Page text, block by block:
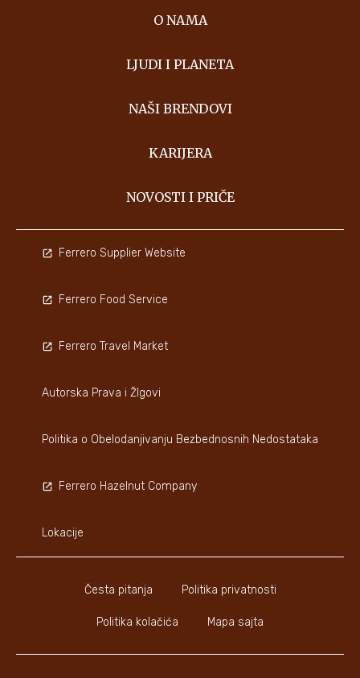
O NAMA
LJUDI I PLANETA
NAŠI BRENDOVI
KARIJERA
NOVOSTI I PRIČE
Česta pitanja Politika privatnosti
Politika kolačića Mapa sajta
Ferrero Supplier Website
Ferrero Food Service
Ferrero Travel Market
Autorska Prava i ŽIgovi
Politika o Obelodanjivanju Bezbednosnih Nedostataka
Ferrero Hazelnut Company
Lokacije